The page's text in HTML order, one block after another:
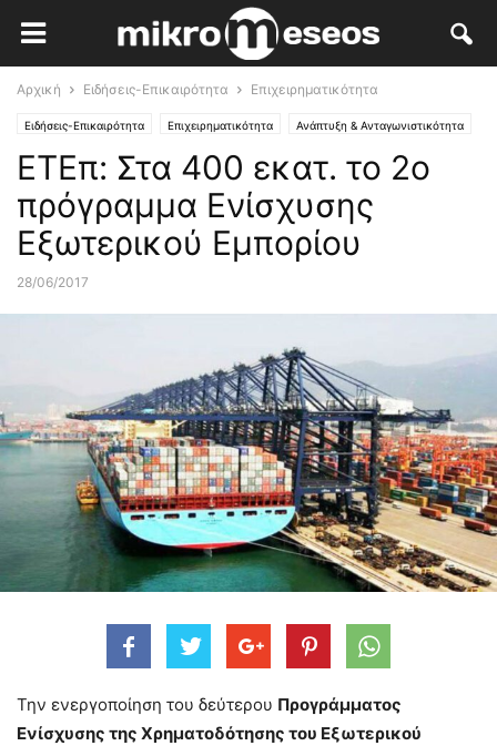
Αρχική Ειδήσεις-Επικαιρότητα Επιχειρηματικότητα
Ειδήσεις-Επικαιρότητα Επιχειρηματικότητα Ανάπτυξη & Ανταγωνιστικότητα
Χρηματοδοτήσεις - ΕΣΠΑ Εξωστρέφεια
ΕΤΕπ: Στα 400 εκατ. το 2ο
πρόγραμμα Ενίσχυσης
Εξωτερικού Εμπορίου
28/06/2017
Την ενεργοποίηση του δεύτερου Προγράμματος
Ενίσχυσης της Χρηματοδότησης του Εξωτερικού